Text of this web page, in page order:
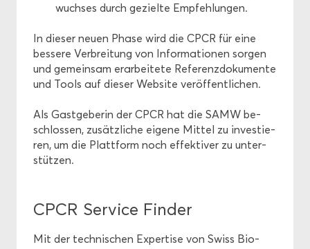
wuch­ses durch ge­ziel­te Emp­feh­lun­gen.
In die­ser neuen Phase wird die CPCR für eine
bes­se­re Ver­brei­tung von In­for­ma­tio­nen sor­gen
und ge­mein­sam er­ar­bei­te­te Re­fe­renz­do­ku­men­te
und Tools auf die­ser Web­site ver­öf­fent­li­chen.
Als Gast­ge­be­rin der CPCR hat die SAMW be­
schlos­sen, zu­sätz­li­che ei­ge­ne Mit­tel zu in­ves­tie­
ren, um die Platt­form noch ef­fek­ti­ver zu un­ter­
stüt­zen.
CPCR Ser­vice Fin­der
Mit der tech­ni­schen Ex­per­ti­se von Swiss Bio­